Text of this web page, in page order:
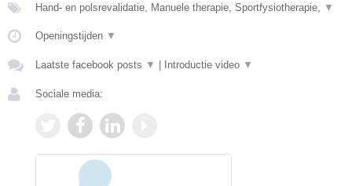
Hand- en polsrevalidatie, Manuele therapie, Sportfysiotherapie, ▼
Openingstijden ▼
Laatste facebook posts ▼ Introductie video ▼
Sociale media: